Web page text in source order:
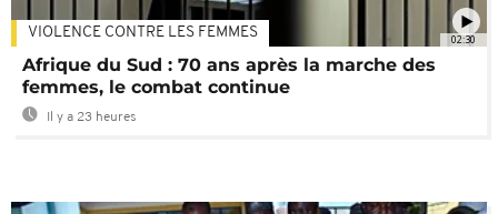
02:30
VIOLENCE CONTRE LES FEMMES
Afrique du Sud : 70 ans après la marche des
femmes, le combat continue
Il y a 23 heures